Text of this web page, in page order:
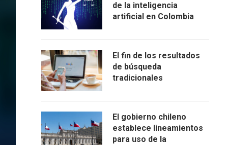
de la inteligencia
artificial en Colombia
El fin de los resultados
de búsqueda
tradicionales
El gobierno chileno
establece lineamientos
para uso de la